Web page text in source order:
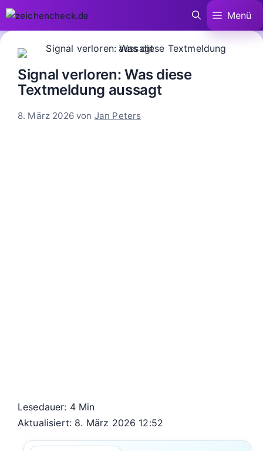
Zum
springen
Menü
Signal verloren: Was diese
Textmeldung aussagt
8. März 2026 von Jan Peters
Lesedauer: 4 Min
Aktualisiert: 8. März 2026 12:52